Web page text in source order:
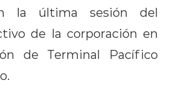
la última sesión del
de la corporación en
de Terminal Pacífico